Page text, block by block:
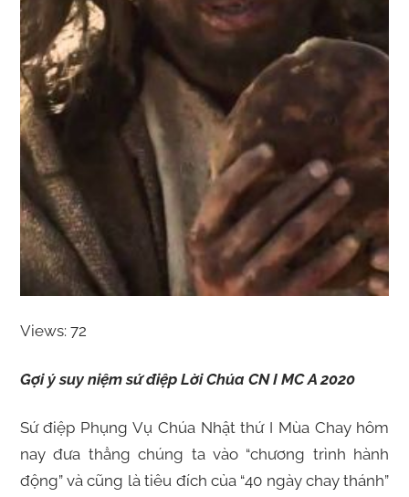
Views: 72
Gợi ý suy niệm sứ điệp Lời Chúa CN I MC A 2020
Sứ điệp Phụng Vụ Chúa Nhật thứ I Mùa Chay hôm
nay đưa thẳng chúng ta vào “chương trình hành
động” và cũng là tiêu đích của “40 ngày chay thánh”